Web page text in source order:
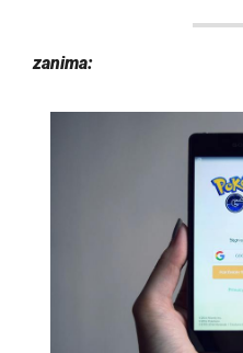
zanima: